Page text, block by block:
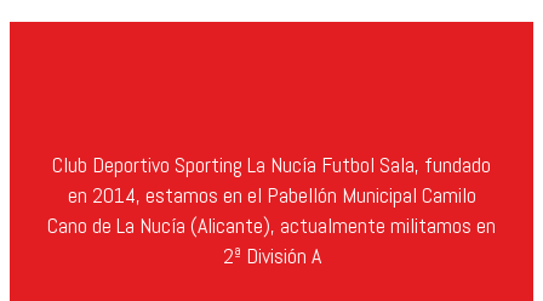
Club Deportivo Sporting La Nucía Futbol Sala, fundado
en 2014, estamos en el Pabellón Municipal Camilo
Cano de La Nucía (Alicante), actualmente militamos en
2ª División A